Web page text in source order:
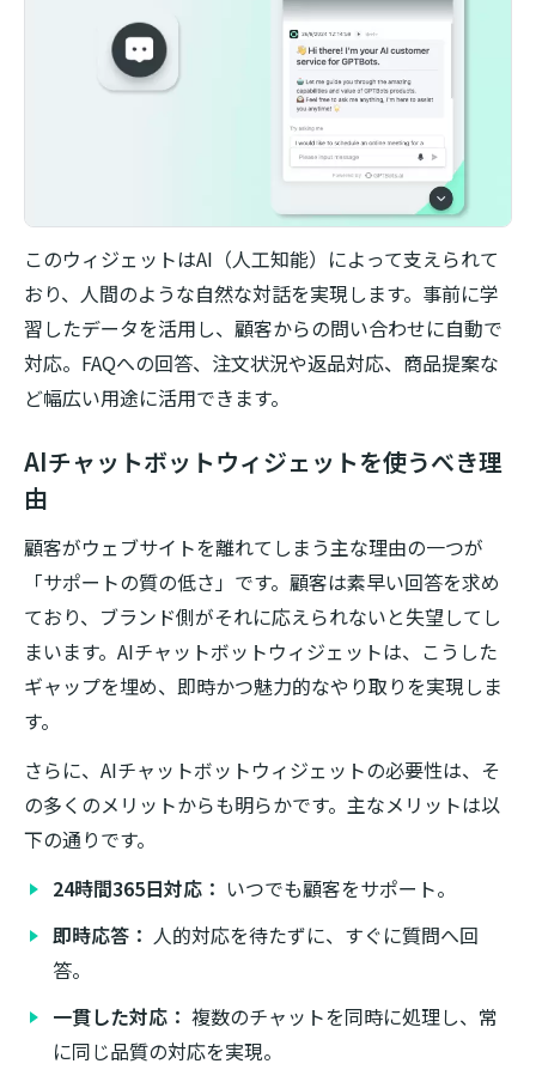
このウィジェットはAI（人工知能）によって支えられて
おり、人間のような自然な対話を実現します。事前に学
習したデータを活用し、顧客からの問い合わせに自動で
対応。FAQへの回答、注文状況や返品対応、商品提案な
ど幅広い用途に活用できます。
AIチャットボットウィジェットを使うべき理
由
顧客がウェブサイトを離れてしまう主な理由の一つが
「サポートの質の低さ」です。顧客は素早い回答を求め
ており、ブランド側がそれに応えられないと失望してし
まいます。AIチャットボットウィジェットは、こうした
ギャップを埋め、即時かつ魅力的なやり取りを実現しま
す。
さらに、AIチャットボットウィジェットの必要性は、そ
の多くのメリットからも明らかです。主なメリットは以
下の通りです。
24時間365日対応： いつでも顧客をサポート。
即時応答： 人的対応を待たずに、すぐに質問へ回
答。
一貫した対応： 複数のチャットを同時に処理し、常
に同じ品質の対応を実現。